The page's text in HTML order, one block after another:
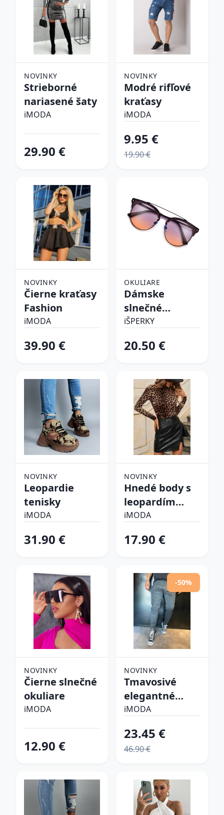
NOVINKY
Strieborné
nariasené šaty
iMODA
29.90 €
NOVINKY
Modré rifľové
kraťasy
iMODA
9.95 €
19.90 €
NOVINKY
Čierne kraťasy
Fashion
iMODA
39.90 €
OKULIARE
Dámske
slnečné
okuliare
iŠPERKY
20.50 €
NOVINKY
Leopardie
tenisky
iMODA
31.90 €
NOVINKY
Hnedé body s
leopardím
vzorom
iMODA
17.90 €
NOVINKY
Čierne slnečné
okuliare
iMODA
12.90 €
-50%
NOVINKY
Tmavosivé
elegantné
nohavice
iMODA
23.45 €
46.90 €